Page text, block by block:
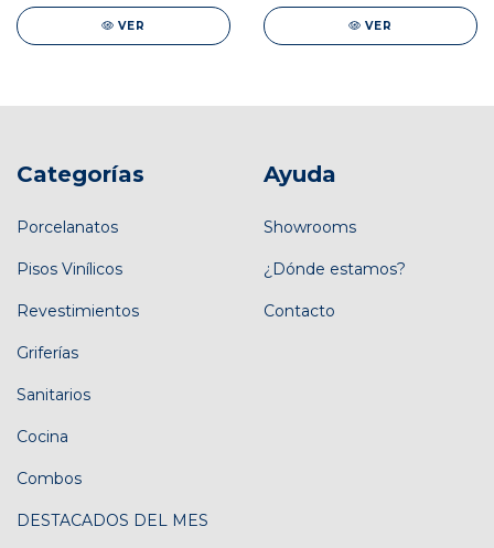
VER VER
Categorías
Porcelanatos
Pisos Vinílicos
Revestimientos
Griferías
Sanitarios
Cocina
Combos
DESTACADOS DEL MES
Ayuda
Showrooms
¿Dónde estamos?
Contacto